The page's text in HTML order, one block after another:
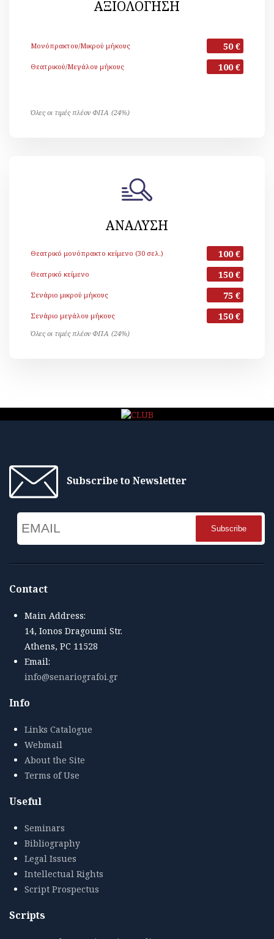
ΑΞΙΟΛΟΓΗΣΗ
Μονόπρακτου/Μικρού μήκους 50 €
Θεατρικού/Μεγάλου μήκους 100 €
Όλες οι τιμές πλέον ΦΠΑ (24%)
ΑΝΑΛΥΣΗ
Θεατρικό μονόπρακτο κείμενο (30 σελ.) 100 €
Θεατρικό κείμενο 150 €
Σενάριο μικρού μήκους 75 €
Σενάριο μεγάλου μήκους 150 €
Όλες οι τιμές πλέον ΦΠΑ (24%)
Subscribe to Newsletter
Name
Contact
Main Address:
14, Ionos Dragoumi Str.
Athens, PC 11528
Email:
info@senariografoi.gr
Info
Links Catalogue
Webmail
About the Site
Terms of Use
Useful
Seminars
Bibliography
Legal Issues
Intellectual Rights
Script Prospectus
Scripts